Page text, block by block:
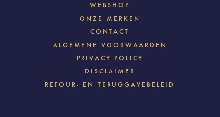
WEBSHOP
ONZE MERKEN
CONTACT
ALGEMENE VOORWAARDEN
PRIVACY POLICY
DISCLAIMER
RETOUR- EN TERUGGAVEBELEID